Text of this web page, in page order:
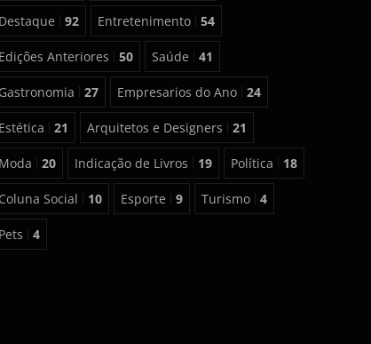
Destaque 92 Entretenimento 54
Edições Anteriores 50 Saúde 41
Gastronomia 27 Empresarios do Ano 24
Estética 21 Arquitetos e Designers 21
Moda 20 Indicação de Livros 19 Política 18
Coluna Social 10 Esporte 9 Turismo 4
Pets 4